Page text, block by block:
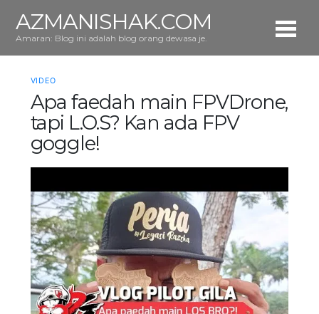
AZMANISHAK.COM
Amaran: Blog ini adalah blog orang dewasa je.
VIDEO
Apa faedah main FPVDrone,
tapi L.O.S? Kan ada FPV
goggle!